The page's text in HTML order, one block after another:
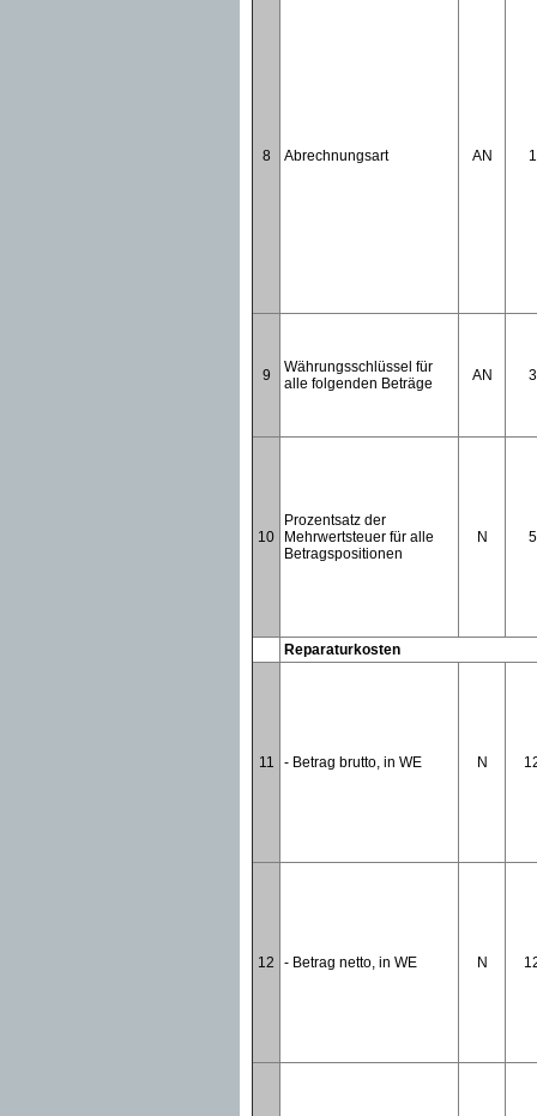
8 Abrechnungsart AN 1
9
Währungsschlüssel für
alle folgenden Beträge
AN 3
10
Prozentsatz der
Mehrwertsteuer für alle
Betragspositionen
N 5
Reparaturkosten
11 - Betrag brutto, in WE N
12 - Betrag netto, in WE N